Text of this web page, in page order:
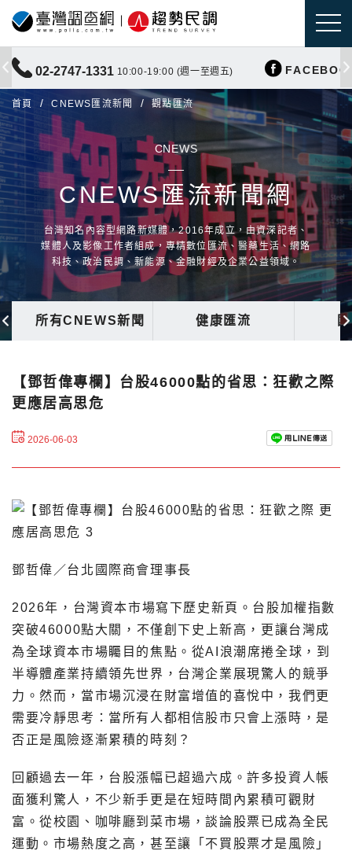
02-2747-1331 10:00-19:00 (週一至週五)
首頁 CNEWS匯流新聞 觀點匯流
CNEWS
CNEWS匯流新聞網
台灣知名內容型網路新媒體，2016年成立，由資深記者、
媒體人及影像工作者組成，專精數位匯流、醫藥生活、網路
科技、政治民調、新能源、金融財經及企業公益領域。
所有CNEWS新聞 健康匯流
【鄧哲偉專欄】台股46000點的省思：狂歡之際
更應居高思危
2026-06-03
鄧哲偉／台北國際商會理事長
2026年，台灣資本市場寫下歷史新頁。台股加權指數
突破46000點大關，不僅創下史上新高，更讓台灣成
為全球資本市場矚目的焦點。從AI浪潮席捲全球，到
半導體產業持續領先世界，台灣企業展現驚人的競爭
力。然而，當市場沉浸在財富增值的喜悅中，我們更
需要冷靜思考：當所有人都相信股市只會上漲時，是
否正是風險逐漸累積的時刻？
回顧過去一年，台股漲幅已超過六成。許多投資人帳
面獲利驚人，不少新手更是在短時間內累積可觀財
富。從校園、咖啡廳到菜市場，談論股票已成為全民
運動。市場熱度之高，甚至讓「不買股票才是風險」